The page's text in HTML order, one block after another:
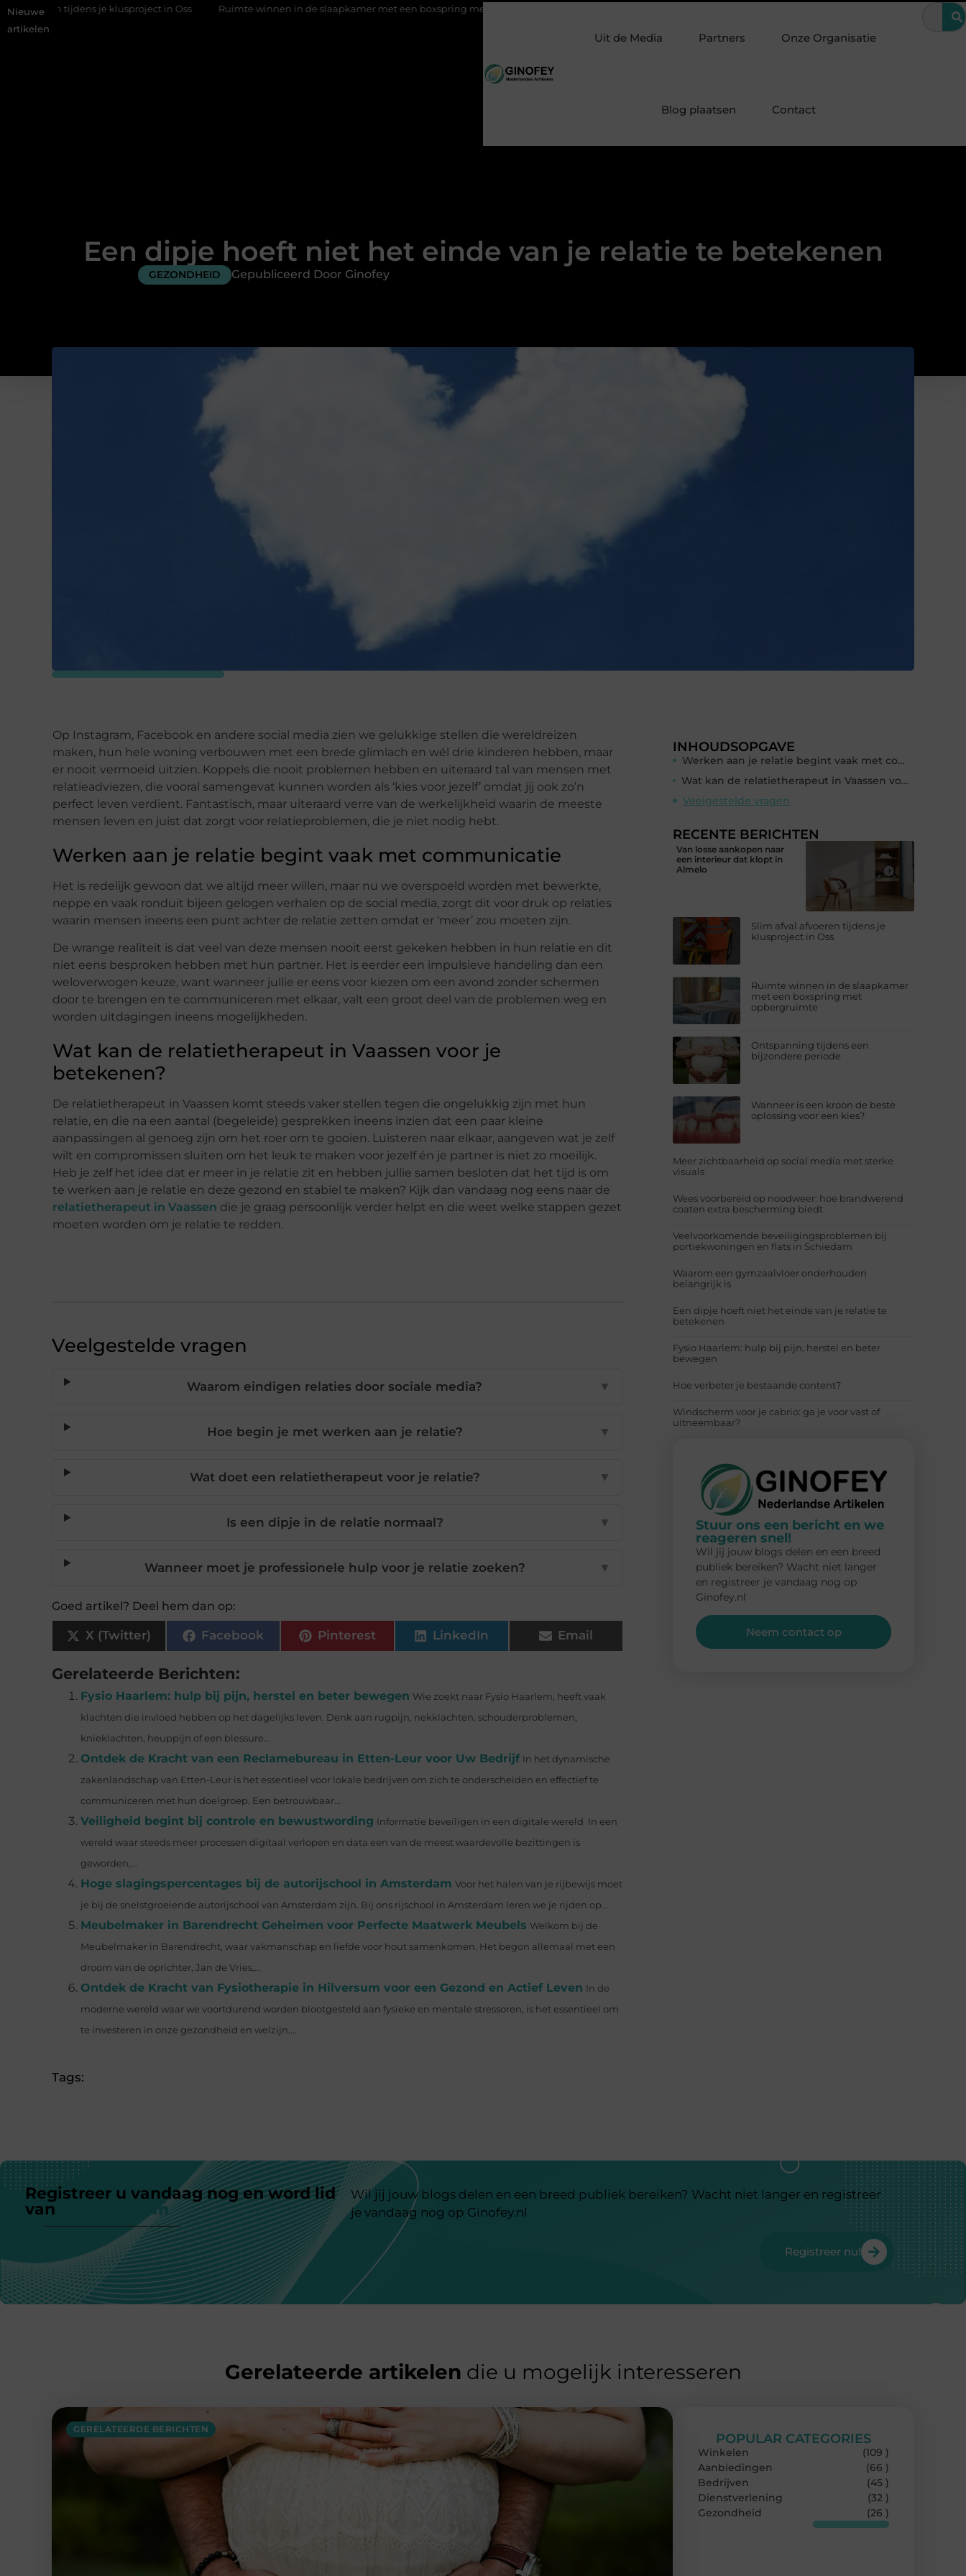
Nieuwe
artikelen
je klusproject in Oss Ruimte winnen in de slaapkamer met een boxspring met opbergruimte Wanneer is een kroon de beste oplossing voor
Uit de Media Partners Onze Organisatie
Blog plaatsen Contact
Een dipje hoeft niet het einde van je relatie te betekenen
GEZONDHEID Gepubliceerd Door Ginofey
Op Instagram, Facebook en andere social media zien we gelukkige stellen die wereldreizen
maken, hun hele woning verbouwen met een brede glimlach en wél drie kinderen hebben, maar
er nooit vermoeid uitzien. Koppels die nooit problemen hebben en uiteraard tal van mensen met
relatieadviezen, die vooral samengevat kunnen worden als ‘kies voor jezelf’ omdat jij ook zo’n
perfect leven verdient. Fantastisch, maar uiteraard verre van de werkelijkheid waarin de meeste
mensen leven en juist dat zorgt voor relatieproblemen, die je niet nodig hebt.
Werken aan je relatie begint vaak met communicatie
Het is redelijk gewoon dat we altijd meer willen, maar nu we overspoeld worden met bewerkte,
neppe en vaak ronduit bijeen gelogen verhalen op de social media, zorgt dit voor druk op relaties
waarin mensen ineens een punt achter de relatie zetten omdat er ‘meer’ zou moeten zijn.
De wrange realiteit is dat veel van deze mensen nooit eerst gekeken hebben in hun relatie en dit
niet eens besproken hebben met hun partner. Het is eerder een impulsieve handeling dan een
weloverwogen keuze, want wanneer jullie er eens voor kiezen om een avond zonder schermen
door te brengen en te communiceren met elkaar, valt een groot deel van de problemen weg en
worden uitdagingen ineens mogelijkheden.
Wat kan de relatietherapeut in Vaassen voor je
betekenen?
De relatietherapeut in Vaassen komt steeds vaker stellen tegen die ongelukkig zijn met hun
relatie, en die na een aantal (begeleide) gesprekken ineens inzien dat een paar kleine
aanpassingen al genoeg zijn om het roer om te gooien. Luisteren naar elkaar, aangeven wat je zelf
wilt en compromissen sluiten om het leuk te maken voor jezelf én je partner is niet zo moeilijk.
Heb je zelf het idee dat er meer in je relatie zit en hebben jullie samen besloten dat het tijd is om
te werken aan je relatie en deze gezond en stabiel te maken? Kijk dan vandaag nog eens naar de
relatietherapeut in Vaassen die je graag persoonlijk verder helpt en die weet welke stappen gezet
moeten worden om je relatie te redden.
Veelgestelde vragen
Waarom eindigen relaties door sociale media? ▼
Hoe begin je met werken aan je relatie? ▼
Wat doet een relatietherapeut voor je relatie? ▼
Is een dipje in de relatie normaal? ▼
Wanneer moet je professionele hulp voor je relatie zoeken? ▼
Goed artikel? Deel hem dan op:
X (Twitter) Facebook Pinterest LinkedIn Email
Gerelateerde Berichten:
Fysio Haarlem: hulp bij pijn, herstel en beter bewegen Wie zoekt naar Fysio Haarlem, heeft vaak
klachten die invloed hebben op het dagelijks leven. Denk aan rugpijn, nekklachten, schouderproblemen,
knieklachten, heuppijn of een blessure...
Ontdek de Kracht van een Reclamebureau in Etten-Leur voor Uw Bedrijf In het dynamische
zakenlandschap van Etten-Leur is het essentieel voor lokale bedrijven om zich te onderscheiden en effectief te
communiceren met hun doelgroep. Een betrouwbaar...
Veiligheid begint bij controle en bewustwording Informatie beveiligen in een digitale wereld In een
wereld waar steeds meer processen digitaal verlopen en data een van de meest waardevolle bezittingen is
geworden,...
Hoge slagingspercentages bij de autorijschool in Amsterdam Voor het halen van je rijbewijs moet
je bij de snelstgroeiende autorijschool van Amsterdam zijn. Bij ons rijschool in Amsterdam leren we je rijden op...
Meubelmaker in Barendrecht Geheimen voor Perfecte Maatwerk Meubels Welkom bij de
Meubelmaker in Barendrecht, waar vakmanschap en liefde voor hout samenkomen. Het begon allemaal met een
droom van de oprichter, Jan de Vries,...
Ontdek de Kracht van Fysiotherapie in Hilversum voor een Gezond en Actief Leven In de
moderne wereld waar we voortdurend worden blootgesteld aan fysieke en mentale stressoren, is het essentieel om
te investeren in onze gezondheid en welzijn....
Tags:
INHOUDSOPGAVE
Werken aan je relatie begint vaak met communicatie
Wat kan de relatietherapeut in Vaassen voor je betekenen?
Veelgestelde vragen
RECENTE BERICHTEN
Van losse aankopen naar
een interieur dat klopt in
Almelo
Slim afval afvoeren tijdens je
klusproject in Oss
Ruimte winnen in de slaapkamer
met een boxspring met
opbergruimte
Ontspanning tijdens een
bijzondere periode
Wanneer is een kroon de beste
oplossing voor een kies?
Meer zichtbaarheid op social media met sterke
visuals
Wees voorbereid op noodweer: hoe brandwerend
coaten extra bescherming biedt
Veelvoorkomende beveiligingsproblemen bij
portiekwoningen en flats in Schiedam
Waarom een gymzaalvloer onderhouden
belangrijk is
Een dipje hoeft niet het einde van je relatie te
betekenen
Fysio Haarlem: hulp bij pijn, herstel en beter
bewegen
Hoe verbeter je bestaande content?
Windscherm voor je cabrio: ga je voor vast of
uitneembaar?
Stuur ons een bericht en we
reageren snel!
Wil jij jouw blogs delen en een breed
publiek bereiken? Wacht niet langer
en registreer je vandaag nog op
Ginofey.nl
Neem contact op
Registreer u vandaag nog en word lid
van
ons platform
Wil jij jouw blogs delen en een breed publiek bereiken? Wacht niet langer en registreer
je vandaag nog op Ginofey.nl
Registreer nu!
Gerelateerde artikelen die u mogelijk interesseren
GERELATEERDE BERICHTEN
POPULAR CATEGORIES
Winkelen
(109 )
Aanbiedingen
(66 )
Bedrijven
(45 )
Dienstverlening
(32 )
Gezondheid
(26 )